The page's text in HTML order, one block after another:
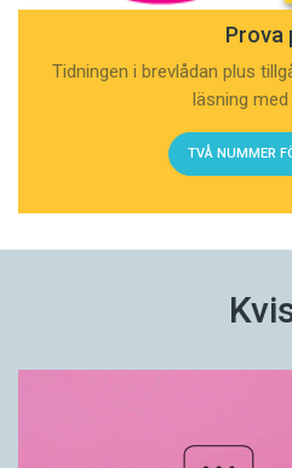
Prova
Tidningen i brevlådan plus
läsning med
TVÅ NUMMER